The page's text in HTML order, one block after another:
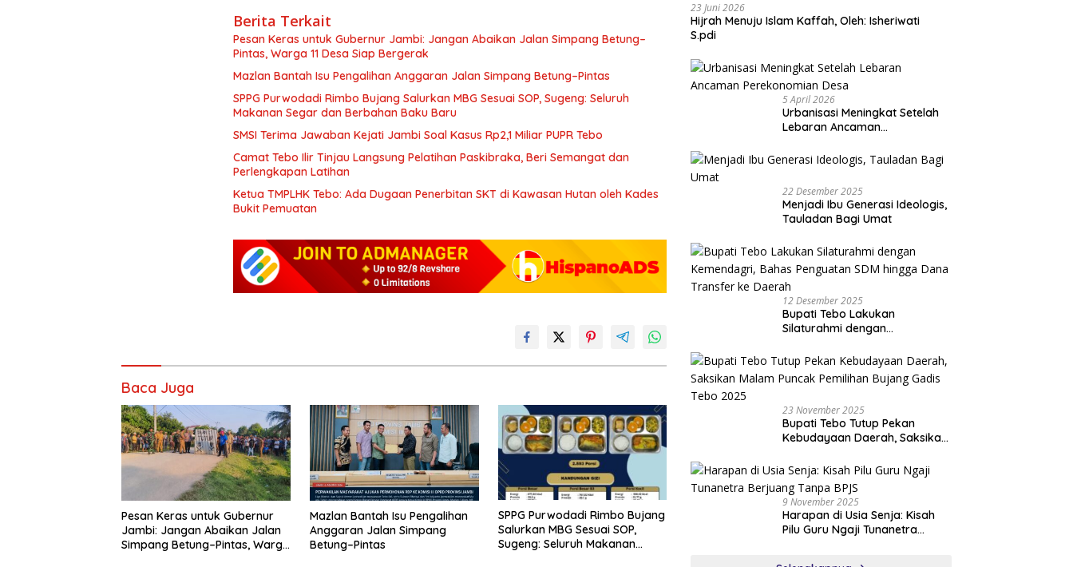
Berita Terkait
Pesan Keras untuk Gubernur Jambi: Jangan Abaikan Jalan Simpang Betung–
Pintas, Warga 11 Desa Siap Bergerak
Mazlan Bantah Isu Pengalihan Anggaran Jalan Simpang Betung–Pintas
SPPG Purwodadi Rimbo Bujang Salurkan MBG Sesuai SOP, Sugeng: Seluruh
Makanan Segar dan Berbahan Baku Baru
SMSI Terima Jawaban Kejati Jambi Soal Kasus Rp2,1 Miliar PUPR Tebo
Camat Tebo Ilir Tinjau Langsung Pelatihan Paskibraka, Beri Semangat dan
Perlengkapan Latihan
Ketua TMPLHK Tebo: Ada Dugaan Penerbitan SKT di Kawasan Hutan oleh Kades
Bukit Pemuatan
Baca Juga
Pesan Keras untuk Gubernur
Jambi: Jangan Abaikan Jalan
Simpang Betung–Pintas, Warga
Mazlan Bantah Isu Pengalihan
Anggaran Jalan Simpang
Betung–Pintas
SPPG Purwodadi Rimbo Bujang
Salurkan MBG Sesuai SOP,
Sugeng: Seluruh Makanan
23 Juni 2026
Hijrah Menuju Islam Kaffah, Oleh: Isheriwati
S.pdi
5 April 2026
Urbanisasi Meningkat Setelah
Lebaran Ancaman
22 Desember 2025
Menjadi Ibu Generasi Ideologis,
Tauladan Bagi Umat
12 Desember 2025
Bupati Tebo Lakukan
Silaturahmi dengan
SDM hingga Dana Transfer ke
Daerah
23 November 2025
Bupati Tebo Tutup Pekan
Kebudayaan Daerah, Saksikan
Bujang Gadis Tebo 2025
9 November 2025
Harapan di Usia Senja: Kisah
Pilu Guru Ngaji Tunanetra